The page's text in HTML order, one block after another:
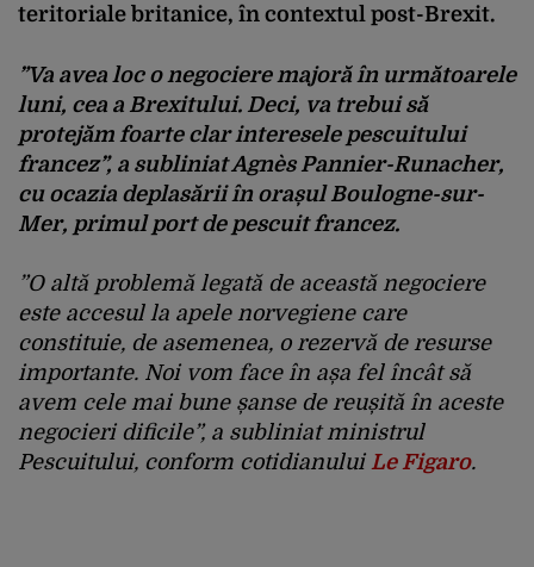
teritoriale britanice, în contextul post-Brexit.
”Va avea loc o negociere majoră în următoarele
luni, cea a Brexitului. Deci, va trebui să
protejăm foarte clar interesele pescuitului
francez”, a subliniat Agnès Pannier-Runacher,
cu ocazia deplasării în orașul Boulogne-sur-
Mer, primul port de pescuit francez.
”O altă problemă legată de această negociere
este accesul la apele norvegiene care
constituie, de asemenea, o rezervă de resurse
importante. Noi vom face în așa fel încât să
avem cele mai bune șanse de reușită în aceste
negocieri dificile”, a subliniat ministrul
Pescuitului, conform cotidianului Le Figaro.